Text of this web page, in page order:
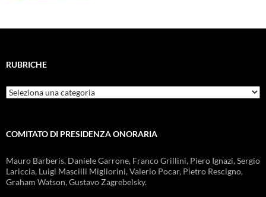
RUBRICHE
Rubriche
COMITATO DI PRESIDENZA ONORARIA
Mauro Barberis, Daniele Garrone, Franco Grillini, Piero Ignazi, Sergio
Lariccia, Luigi Mascilli Migliorini, Valerio Pocar, Pietro Rescigno,
Graham Watson, Gustavo Zagrebelsky.